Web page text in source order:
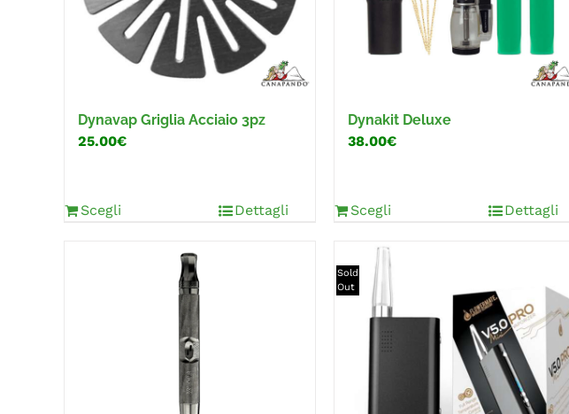
Dynavap Griglia Acciaio 3pz
25.00€
Scegli Dettagli
Dynakit Deluxe
38.00€
Scegli Dettagli
Sold
Out